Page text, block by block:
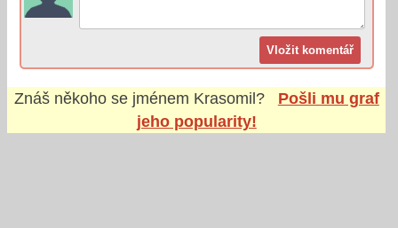
Znáš někoho se jménem Krasomil?
Pošli mu graf
jeho popularity!